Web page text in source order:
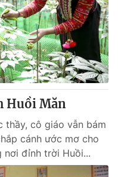
lòng Việt
mình bằng AI
Huồi Măn
thầy, cô giáo vẫn bám
cánh ước mơ cho
nơi đỉnh trời Huồi...